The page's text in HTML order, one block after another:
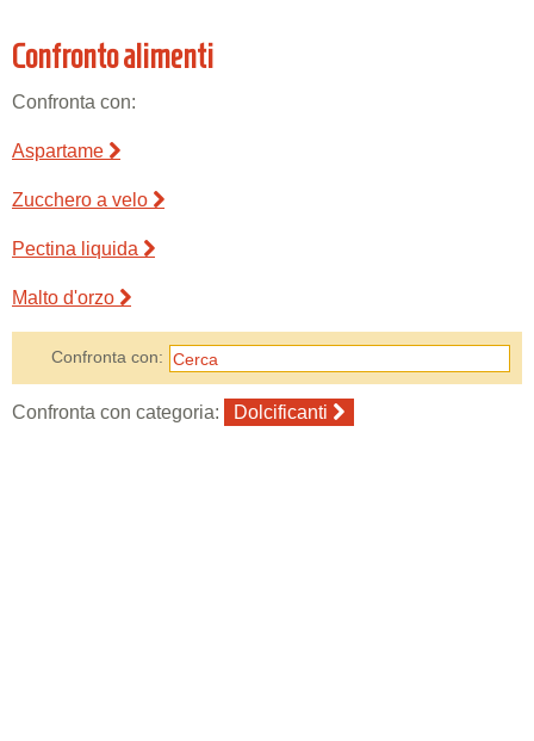
Confronto alimenti
Confronta con:
Aspartame
Zucchero a velo
Pectina liquida
Malto d'orzo
Confronta con:
Confronta con categoria: Dolcificanti